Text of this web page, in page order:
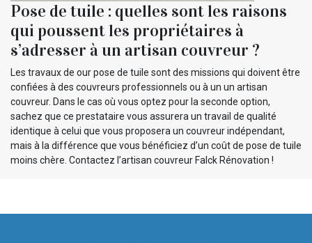
Pose de tuile : quelles sont les raisons
qui poussent les propriétaires à
s’adresser à un artisan couvreur ?
Les travaux de our pose de tuile sont des missions qui doivent être
confiées à des couvreurs professionnels ou à un un artisan
couvreur. Dans le cas où vous optez pour la seconde option,
sachez que ce prestataire vous assurera un travail de qualité
identique à celui que vous proposera un couvreur indépendant,
mais à la différence que vous bénéficiez d’un coût de pose de tuile
moins chère. Contactez l’artisan couvreur Falck Rénovation !